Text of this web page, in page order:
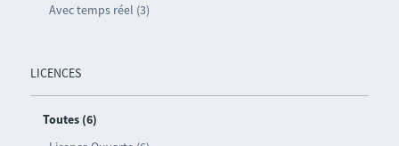
Avec temps réel (3)
LICENCES
Toutes (6)